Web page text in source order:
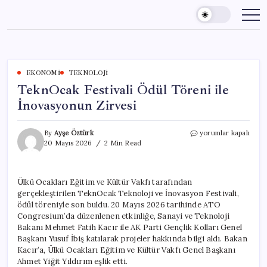
content
EKONOMI TEKNOLOJI
TeknOcak Festivali Ödül Töreni ile
İnovasyonun Zirvesi
By Ayşe Öztürk
20 Mayıs 2026
2 Min Read
TeknOcak
Zirvesi
için
yorumlar kapalı
Ülkü Ocakları Eğitim ve Kültür Vakfı tarafından
gerçekleştirilen TeknOcak Teknoloji ve İnovasyon Festivali,
ödül töreniyle son buldu. 20 Mayıs 2026 tarihinde ATO
Congresium’da düzenlenen etkinliğe, Sanayi ve Teknoloji
Bakanı Mehmet Fatih Kacır ile AK Parti Gençlik Kolları Genel
Başkanı Yusuf İbiş katılarak projeler hakkında bilgi aldı. Bakan
Kacır’a, Ülkü Ocakları Eğitim ve Kültür Vakfı Genel Başkanı
Ahmet Yiğit Yıldırım eşlik etti.